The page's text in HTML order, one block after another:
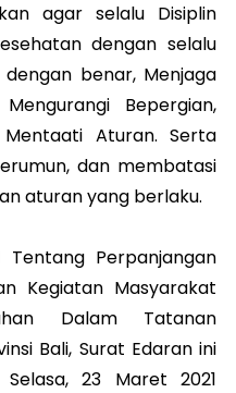
agar selalu Disiplin
dengan selalu
benar, Menjaga
Bepergian,
Aturan. Serta
dan membatasi
aturan yang berlaku.
Tentang Perpanjangan
Kegiatan Masyarakat
Dalam Tatanan
Bali, Surat Edaran ini
23 Maret 2021